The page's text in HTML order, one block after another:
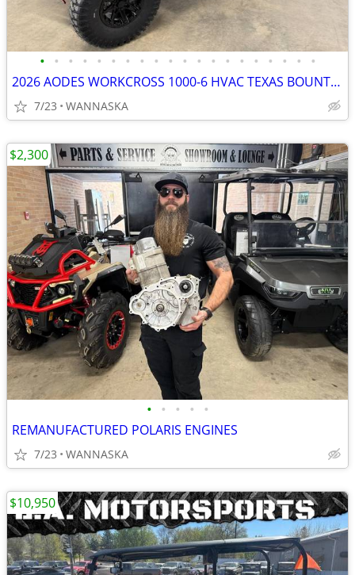
• • • • • • • • • • • • • • • • • • • •
2026 AODES WORKCROSS 1000-6 HVAC TEXAS BOUNTY EDITION
7/23 WANNASKA
• • • • •
REMANUFACTURED POLARIS ENGINES
7/23 WANNASKA
$2,300
$10,950